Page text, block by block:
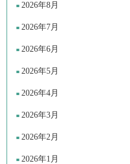
2026年8月
2026年7月
2026年6月
2026年5月
2026年4月
2026年3月
2026年2月
2026年1月